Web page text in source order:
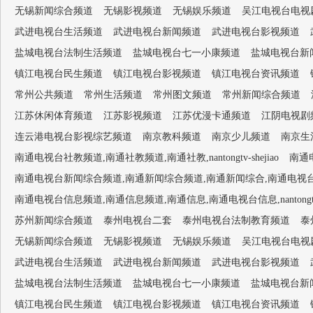
无锡新闻综合频道 无锡影视频道 无锡娱乐频道
吴江电视台电视
武进电视台生活频道
武进电视台新闻频道 武进电视台影视频道
盐城电视台法制生活频道
盐城电视台七一小康频道
盐城电视台新
镇江电视台民生频道
镇江电视台影视频道 镇江电视台资讯频道
常州公共频道
常州生活频道 常州图文频道 常州新闻综合频道
江苏休闲体育频道
江苏影视频道 江苏优漫卡通频道
江阴电视剧
连云港电视台影视综艺频道
南京教科频道 南京少儿频道
南京生
南通电视台社教频道,南通社教频道,南通社教,nantongtv-shejiao
南通
南通电视台新闻综合频道,南通新闻综合频道,南通新闻综合,南通电视
南通电视台信息频道,南通信息频道,南通信息,南通电视台信息
苏州新闻综合频道
泰州电视台二套 泰州电视台法制教育频道
泰
无锡新闻综合频道
无锡影视频道 无锡娱乐频道
吴江电视台电视
武进电视台生活频道
武进电视台新闻频道 武进电视台影视频道
盐城电视台法制生活频道
盐城电视台七一小康频道
盐城电视台新
镇江电视台民生频道
镇江电视台影视频道 镇江电视台资讯频道